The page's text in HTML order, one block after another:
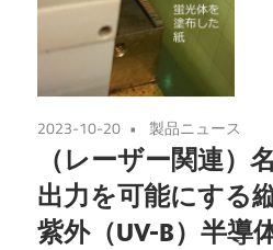
2023-10-20 製品ニュース
（レーザー関連）
出力を可能にする
紫外（UV-B）半導